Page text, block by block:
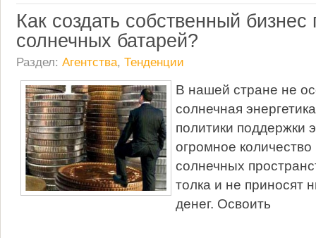
Как создать собственный бизнес
солнечных батарей?
Раздел: Агентства, Тенденции
В нашей стране не
солнечная
политики поддержки
огромное
солнечных
толка и не приносят
денег. Освоить